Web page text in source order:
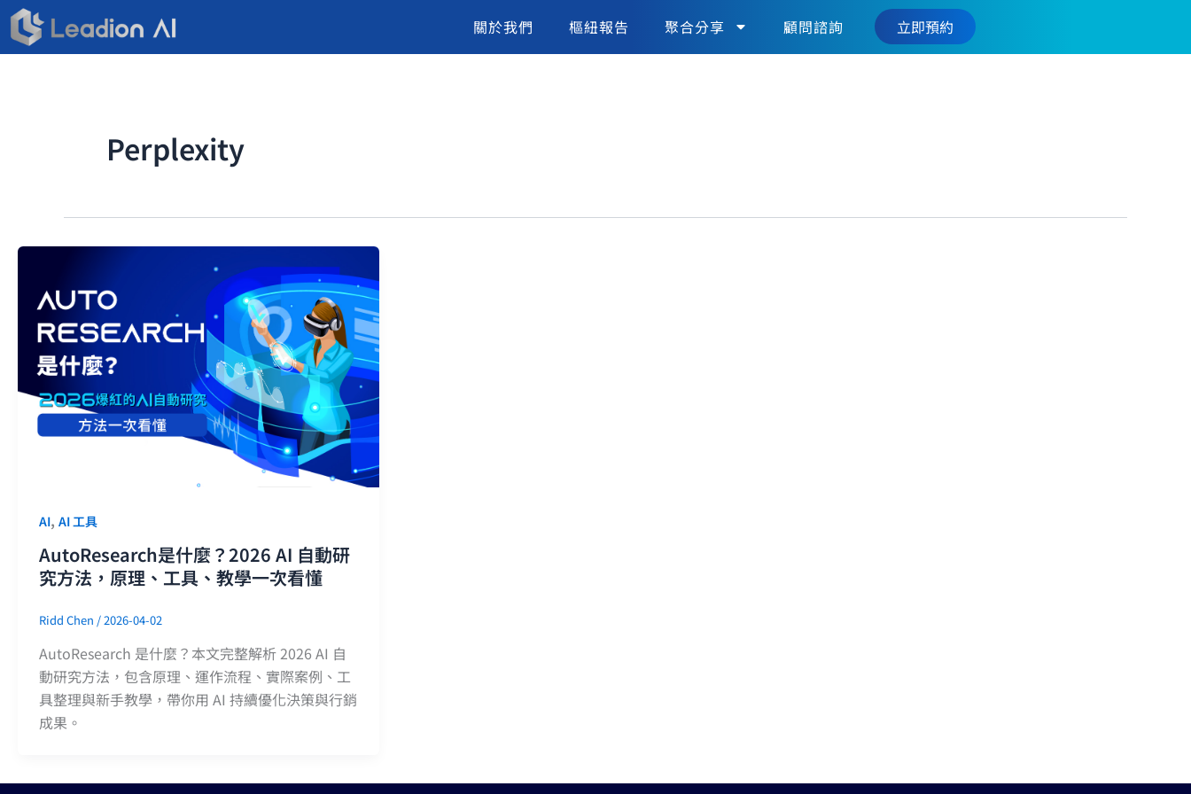
跳
至
主
關於我們 樞紐報告 聚合分享 顧問諮詢 立即預約
Perplexity
AI, AI 工具
AutoResearch是什麼？2026 AI 自動研
究方法，原理、工具、教學一次看懂
Ridd Chen /2026-04-02
AutoResearch 是什麼？本文完整解析 2026 AI 自
動研究方法，包含原理、運作流程、實際案例、工
具整理與新手教學，帶你用 AI 持續優化決策與行銷
成果。